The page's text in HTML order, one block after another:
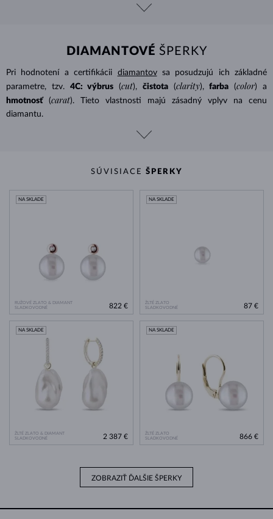
DIAMANTOVÉ ŠPERKY
Pri hodnotení a certifikácii diamantovsa posudzujú ich základné
parametre, tzv.
4C: výbrus (cut), čistota (clarity), farba (color) a
hmotnosť
(carat). Tieto vlastnosti majú zásadný vplyv na cenu
diamantu.
SÚVISIACE ŠPERKY
RUŽOVÉ ZLATO & DIAMANT
SLADKOVODNÉ
NA SKLADE
822 €
ŽLTÉ ZLATO
SLADKOVODNÉ
NA SKLADE
87 €
ŽLTÉ ZLATO & DIAMANT
SLADKOVODNÉ
NA SKLADE
2 387 €
ŽLTÉ ZLATO
SLADKOVODNÉ
NA SKLADE
866 €
ZOBRAZIŤ ĎALŠIE ŠPERKY